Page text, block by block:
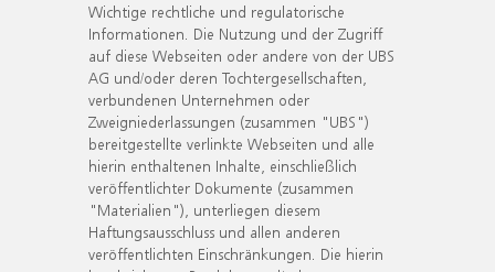
Wichtige rechtliche und regulatorische
Informationen. Die Nutzung und der Zugriff
auf diese Webseiten oder andere von der UBS
AG und/oder deren Tochtergesellschaften,
verbundenen Unternehmen oder
Zweigniederlassungen (zusammen "UBS")
bereitgestellte verlinkte Webseiten und alle
hierin enthaltenen Inhalte, einschließlich
veröffentlichter Dokumente (zusammen
"Materialien"), unterliegen diesem
Haftungsausschluss und allen anderen
veröffentlichten Einschränkungen. Die hierin